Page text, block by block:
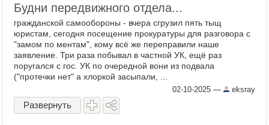
Будни передвижного отдела...
гражданской самообороны - вчера сгрузил пять тыщ
юристам, сегодня посещение прокуратуры для разговора с
"замом по ментам", кому всё же переправили наше
заявление. Три раза побывал в частной УК, ещё раз
поругался с гос. УК по очередной вони из подвала
("протечки нет" а хлоркой засыпали, ...
02-10-2025 — eksray
Развернуть